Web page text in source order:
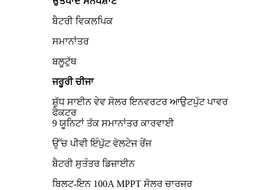
ਬੈਟਰੀ ਵਿਕਲਪਿਕ
ਸਮਾਨਾਂਤਰ
ਬਲੂਟੁੱਥ
ਜਰੂਰੀ ਚੀਜਾ
ਸ਼ੁੱਧ ਸਾਈਨ ਵੇਵ ਸੋਲਰ ਇਨਵਰਟਰ ਆਉਟਪੁੱਟ ਪਾਵਰ
ਫੈਕਟਰ
9 ਯੂਨਿਟਾਂ ਤੱਕ ਸਮਾਨਾਂਤਰ ਕਾਰਵਾਈ
ਉੱਚ ਪੀਵੀ ਇੰਪੁੱਟ ਵੋਲਟੇਜ ਰੇਂਜ
ਬੈਟਰੀ ਸੁਤੰਤਰ ਡਿਜ਼ਾਈਨ
ਬਿਲਟ-ਇਨ 100A MPPT ਸੋਲਰ ਚਾਰਜਰ